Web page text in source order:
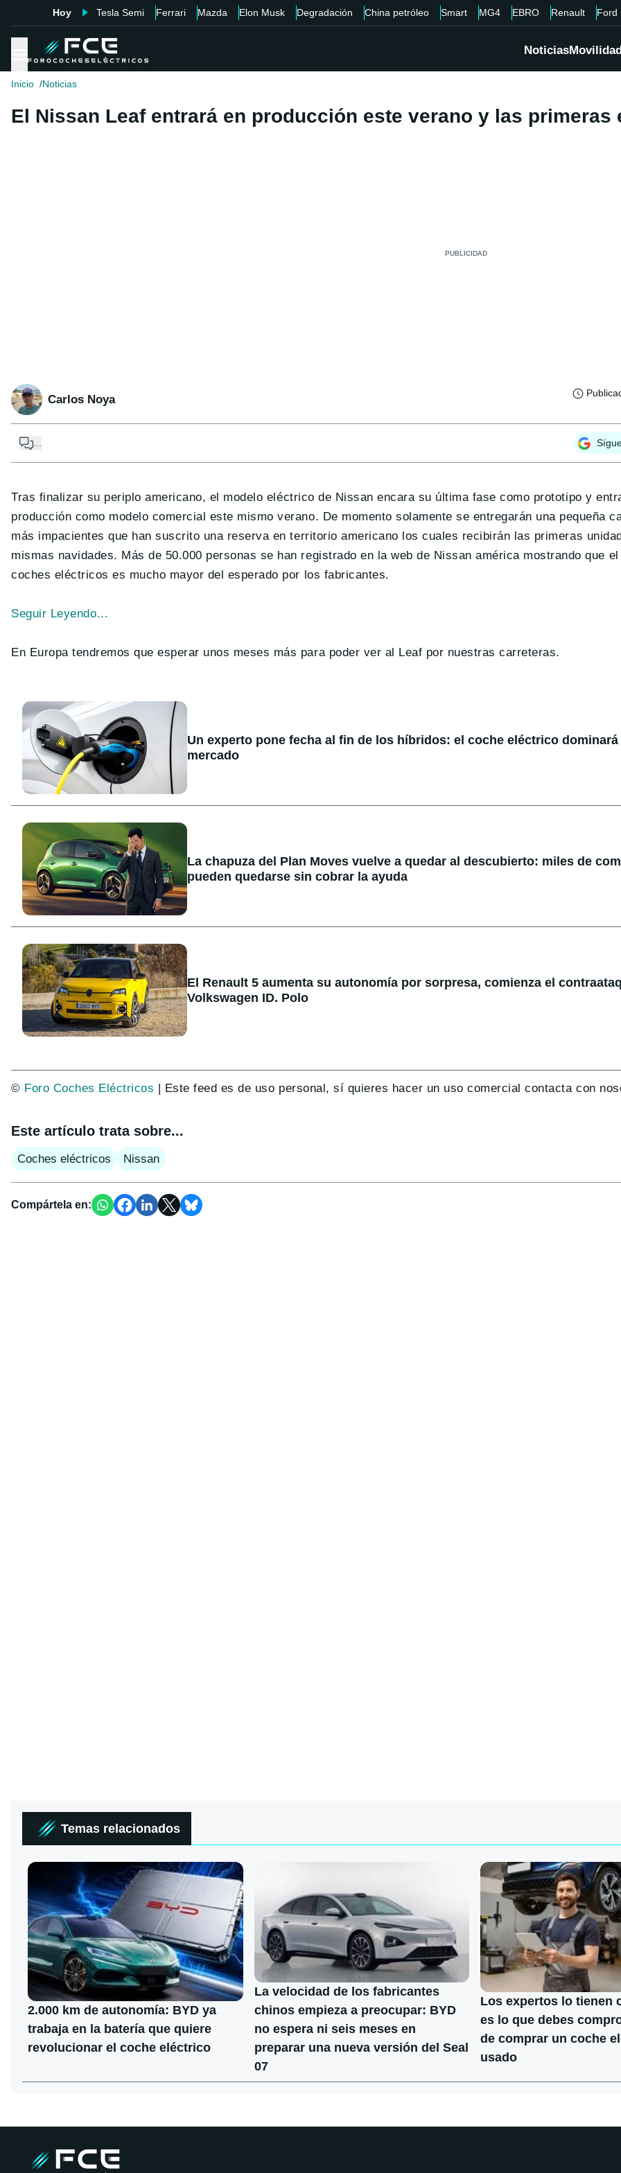
Hoy Tesla Semi Ferrari Mazda Elon Musk Degradación China petróleo Smart MG4 EBRO Renault Ford
Noticias
Inicio Noticias
El Nissan Leaf entrará en producción este verano y las primeras
Carlos Noya
Tras finalizar su periplo americano, el modelo eléctrico de Nissan encara su última fase como prototipo y
producción como modelo comercial este mismo verano. De momento solamente se entregarán una pequeña
más impacientes que han suscrito una reserva en territorio americano los cuales recibirán las primeras
mismas navidades. Más de 50.000 personas se han registrado en la web de Nissan américa mostrando que
coches eléctricos es mucho mayor del esperado por los fabricantes.
Seguir Leyendo…
En Europa tendremos que esperar unos meses más para poder ver al Leaf por nuestras carreteras.
Un experto pone fecha al fin de los híbridos: el coche eléctrico dominará
mercado
La chapuza del Plan Moves vuelve a quedar al descubierto: miles de
pueden quedarse sin cobrar la ayuda
El Renault 5 aumenta su autonomía por sorpresa, comienza el
Volkswagen ID. Polo
© Foro Coches Eléctricos | Este feed es de uso personal, sí quieres hacer un uso comercial contacta con
Este artículo trata sobre...
Coches eléctricos Nissan
Compártela en:
Temas relacionados
2.000 km de autonomía: BYD ya
trabaja en la batería que quiere
revolucionar el coche eléctrico
La velocidad de los fabricantes
chinos empieza a preocupar: BYD
no espera ni seis meses en
preparar una nueva versión del Seal
07
Los expertos lo tienen
es lo que debes
de comprar un coche
usado